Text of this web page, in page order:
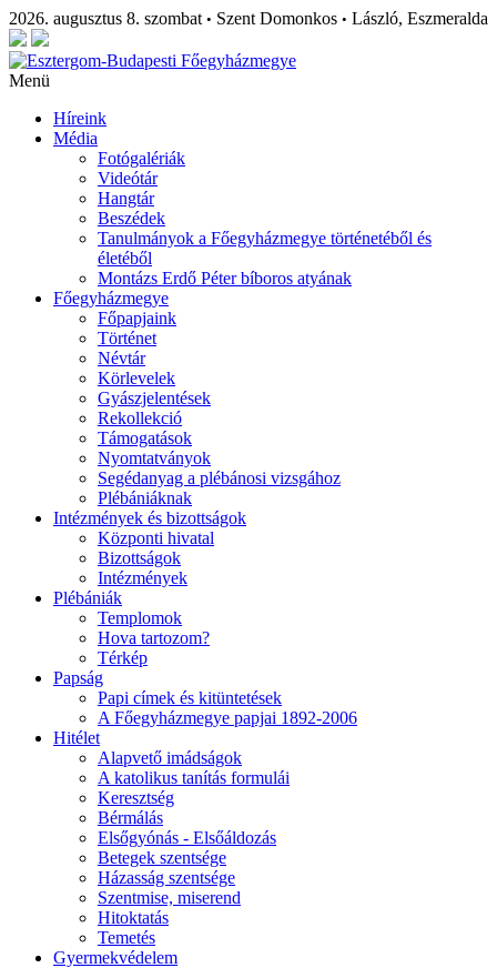
2026. augusztus 8. szombat • Szent Domonkos • László, Eszmeralda
Menü
Híreink
Média
Fotógalériák
Videótár
Hangtár
Beszédek
Tanulmányok a Főegyházmegye történetéből és
életéből
Montázs Erdő Péter bíboros atyának
Főegyházmegye
Főpapjaink
Történet
Névtár
Körlevelek
Gyászjelentések
Rekollekció
Támogatások
Nyomtatványok
Segédanyag a plébánosi vizsgához
Plébániáknak
Intézmények és bizottságok
Központi hivatal
Bizottságok
Intézmények
Plébániák
Templomok
Hova tartozom?
Térkép
Papság
Papi címek és kitüntetések
A Főegyházmegye papjai 1892-2006
Hitélet
Alapvető imádságok
A katolikus tanítás formulái
Keresztség
Bérmálás
Elsőgyónás - Elsőáldozás
Betegek szentsége
Házasság szentsége
Szentmise, miserend
Hitoktatás
Temetés
Gyermekvédelem